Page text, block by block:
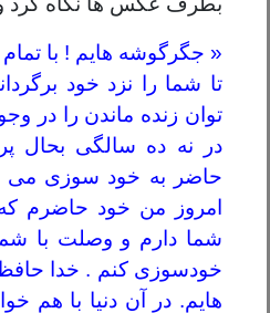
« جگرگوشه هایم ! با
تا شما را نزد خود
توان زنده ماندن را در
در نه ده سالگی بحال
حاضر به خود سوزی می
امروز من خود حاضرم
شما دارم و وصلت با
خودسوزی کنم . خدا
هایم. در آن دنیا با هم